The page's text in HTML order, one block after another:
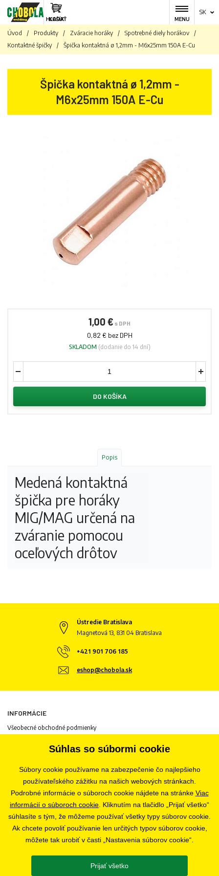
MENU
KOŠÍK
SK
HĽADAŤ
Úvod / Produkty / Zváracie horáky / Spotrebné diely horákov
/
Kontaktné špičky
/ Špička kontaktná ø 1,2mm - M6x25mm 150A E-Cu
Špička kontaktná ø 1,2mm -
M6x25mm 150A E-Cu
1,00 € s DPH
0,82 € bez DPH
SKLADOM (dodanie do 14 dní)
DO KOŠÍKA
Popis
Medená kontaktná
špička pre horáky
MIG/MAG určená na
zváranie pomocou
oceľových drôtov
Ústredie Bratislava
Magnetová 13, 831 04 Bratislava
+421 901 706 185
eshop@chobola.sk
INFORMÁCIE
Všeobecné obchodné podmienky
Informácie o cookies
Odstúpenie od zmluvy
Ochrana osobných údajov
Nastavenia súborov cookie
PREDAJŇA
SLEDUJTE NÁS
Súhlas so súbormi cookie
Súbory cookie používame na zabezpečenie čo najlepšieho
používateľského zážitku na našich webových stránkach.
Podrobné informácie o súboroch cookie nájdete na stránke Viac
informácií o súboroch cookie . Kliknutím na tlačidlo „Prijať všetko“
súhlasíte s tým, že môžeme používať všetky typy súborov cookie.
Ak chcete povoliť používanie len určitých typov súborov cookie,
môžete tak urobiť v časti „Nastavenia súborov cookie“.
Prijať všetko